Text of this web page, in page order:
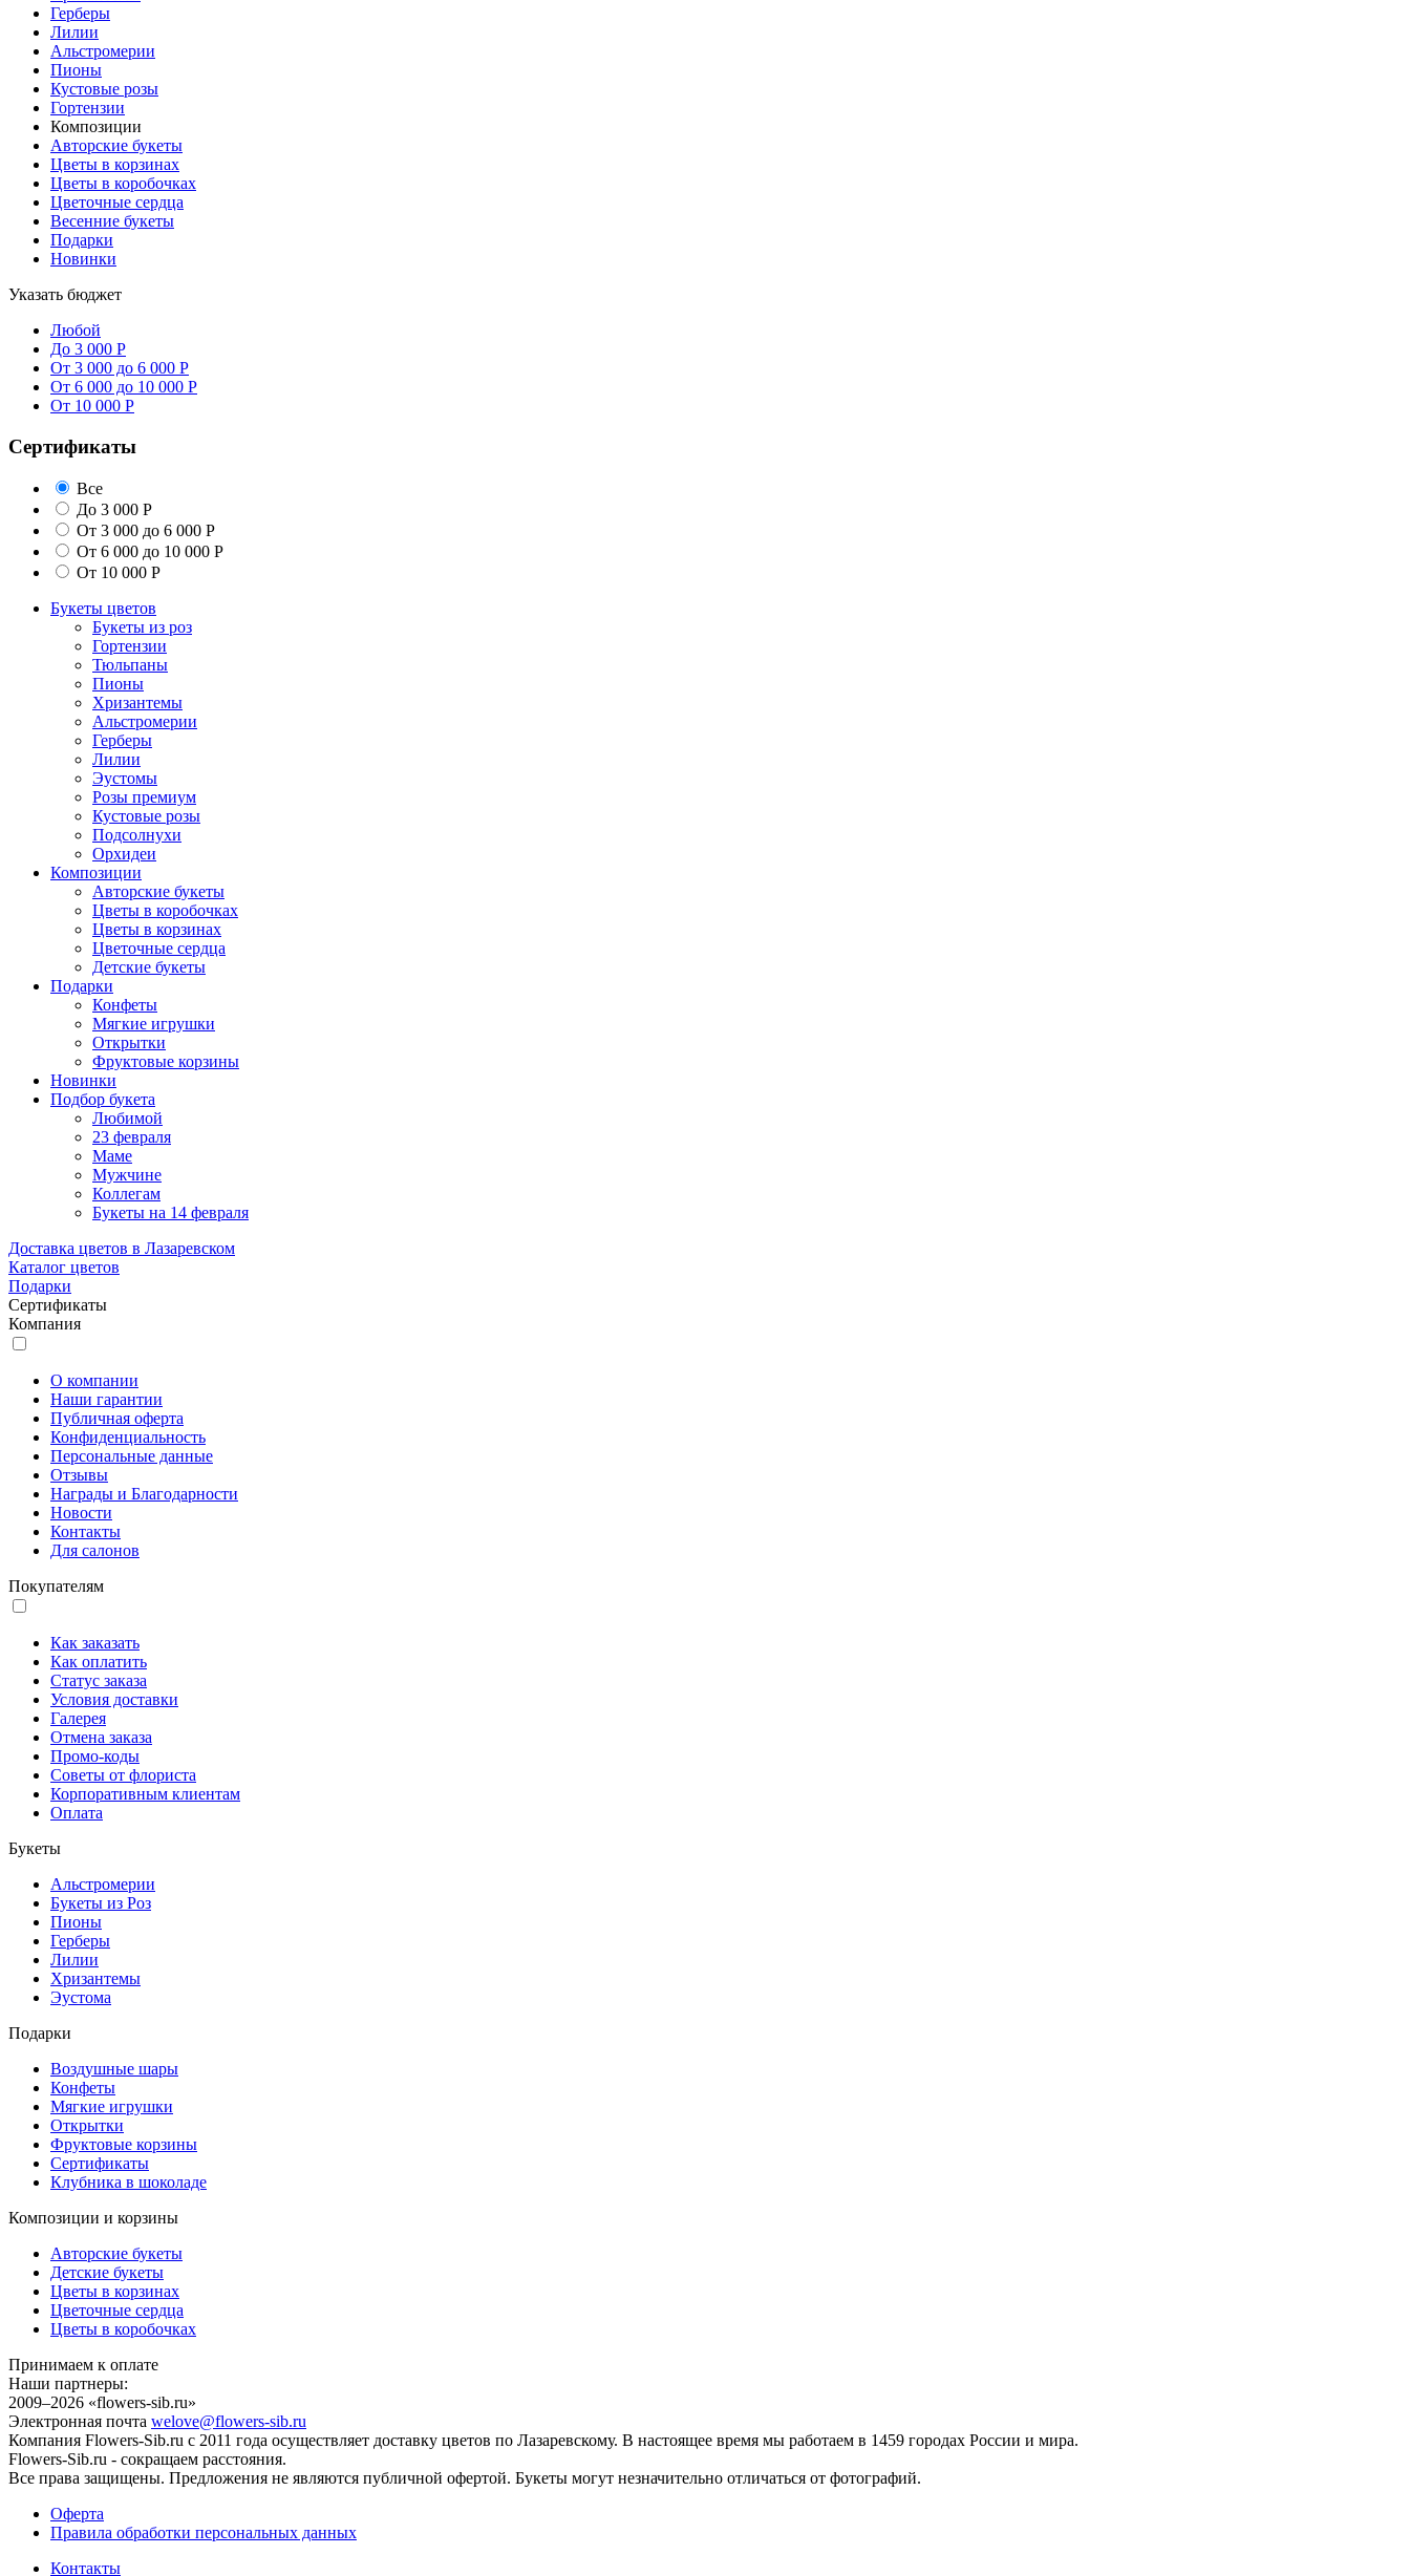
Герберы
Лилии
Альстромерии
Пионы
Кустовые розы
Гортензии
Композиции
Авторские букеты
Цветы в корзинах
Цветы в коробочках
Цветочные сердца
Весенние букеты
Подарки
Новинки
Указать бюджет
Любой
До 3 000 Р
От 3 000 до 6 000 Р
От 6 000 до 10 000 Р
От 10 000 Р
Сертификаты
Все
До 3 000 Р
От 3 000 до 6 000 Р
От 6 000 до 10 000 Р
От 10 000 Р
Букеты цветов
Букеты из роз
Гортензии
Тюльпаны
Пионы
Хризантемы
Альстромерии
Герберы
Лилии
Эустомы
Розы премиум
Кустовые розы
Подсолнухи
Орхидеи
Композиции
Авторские букеты
Цветы в коробочках
Цветы в корзинах
Цветочные сердца
Детские букеты
Подарки
Конфеты
Мягкие игрушки
Открытки
Фруктовые корзины
Новинки
Подбор букета
Любимой
23 февраля
Маме
Мужчине
Коллегам
Букеты на 14 февраля
Доставка цветов в Лазаревском
Каталог цветов
Подарки
Сертификаты
Компания
О компании
Наши гарантии
Публичная оферта
Конфиденциальность
Персональные данные
Отзывы
Награды и Благодарности
Новости
Контакты
Для салонов
Покупателям
Как заказать
Как оплатить
Статус заказа
Условия доставки
Галерея
Отмена заказа
Промо-коды
Советы от флориста
Корпоративным клиентам
Оплата
Букеты
Альстромерии
Букеты из Роз
Пионы
Герберы
Лилии
Хризантемы
Эустома
Подарки
Воздушные шары
Конфеты
Мягкие игрушки
Открытки
Фруктовые корзины
Сертификаты
Клубника в шоколаде
Композиции и корзины
Авторские букеты
Детские букеты
Цветы в корзинах
Цветочные сердца
Цветы в коробочках
Принимаем к оплате
Наши партнеры:
2009–2026 «flowers-sib.ru»
Электронная почта welove@flowers-sib.ru
Компания Flowers-Sib.ru с 2011 года осуществляет доставку цветов по Лазаревскому. В настоящее время мы работаем в 1459 городах России и мира.
Flowers-Sib.ru - сокращаем расстояния.
Все права защищены. Предложения не являются публичной офертой. Букеты могут незначительно отличаться от фотографий.
Оферта
Правила обработки персональных данных
Контакты